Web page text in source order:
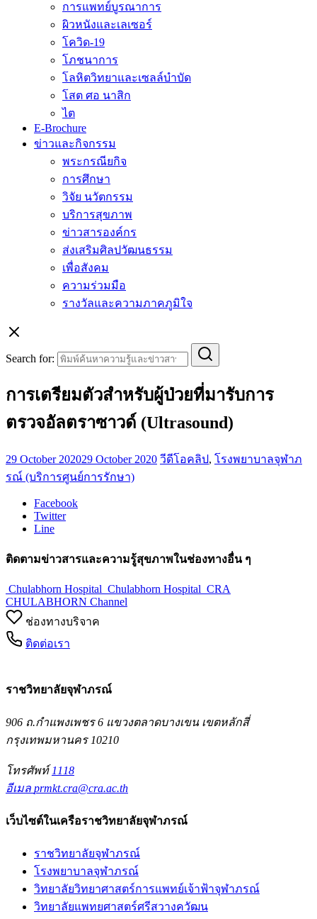
การแพทย์บูรณาการ
ผิวหนังและเลเซอร์
โควิด-19
โภชนาการ
โลหิตวิทยาและเซลล์บำบัด
โสต ศอ นาสิก
ไต
E-Brochure
ข่าวและกิจกรรม
พระกรณียกิจ
การศึกษา
วิจัย นวัตกรรม
บริการสุขภาพ
ข่าวสารองค์กร
ส่งเสริมศิลปวัฒนธรรม
เพื่อสังคม
ความร่วมมือ
รางวัลและความภาคภูมิใจ
Search for:
การเตรียมตัวสำหรับผู้ป่วยที่มารับการ
ตรวจอัลตราซาวด์ (Ultrasound)
29 October 202029 October 2020 วีดีโอคลิป, โรงพยาบาลจุฬาภ
รณ์ (บริการศูนย์การรักษา)
Facebook
Twitter
Line
ติดตามข่าวสารและความรู้สุขภาพในช่องทางอื่น ๆ
Chulabhorn Hospital Chulabhorn Hospital CRA
CHULABHORN Channel
ช่องทางบริจาค
ติดต่อเรา
ราชวิทยาลัยจุฬาภรณ์
906 ถ.กำแพงเพชร 6 แขวงตลาดบางเขน เขตหลักสี่
กรุงเทพมหานคร 10210
โทรศัพท์ 1118
อีเมล prmkt.cra@cra.ac.th
เว็บไซต์ในเครือราชวิทยาลัยจุฬาภรณ์
ราชวิทยาลัยจุฬาภรณ์
โรงพยาบาลจุฬาภรณ์
วิทยาลัยวิทยาศาสตร์การแพทย์เจ้าฟ้าจุฬาภรณ์
วิทยาลัยแพทยศาสตร์ศรีสวางควัฒน